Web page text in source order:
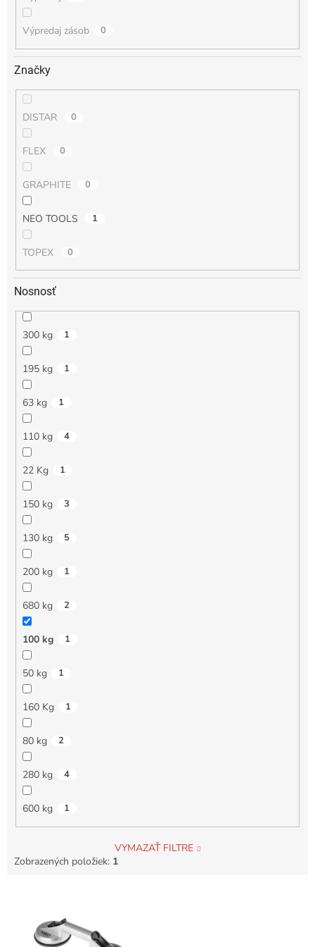
Výpredaj zásob 0
Značky
DISTAR 0
FLEX 0
GRAPHITE 0
NEO TOOLS 1
TOPEX 0
Nosnosť
300 kg 1
195 kg 1
63 kg 1
110 kg 4
22 Kg 1
150 kg 3
130 kg 5
200 kg 1
680 kg 2
100 kg 1
50 kg 1
160 Kg 1
80 kg 2
280 kg 4
600 kg 1
VYMAZAŤ FILTRE
Zobrazených položiek: 1